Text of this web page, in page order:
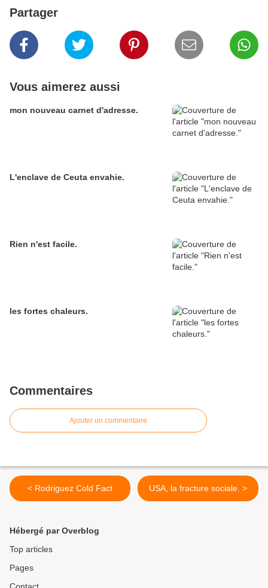
Partager
Vous aimerez aussi
mon nouveau carnet d'adresse.
L'enclave de Ceuta envahie.
Rien n'est facile.
les fortes chaleurs.
Commentaires
Ajouter un commentaire
< Rodriguez Cold Fact USA, la fracture sociale. >
Hébergé par Overblog
Top articles
Pages